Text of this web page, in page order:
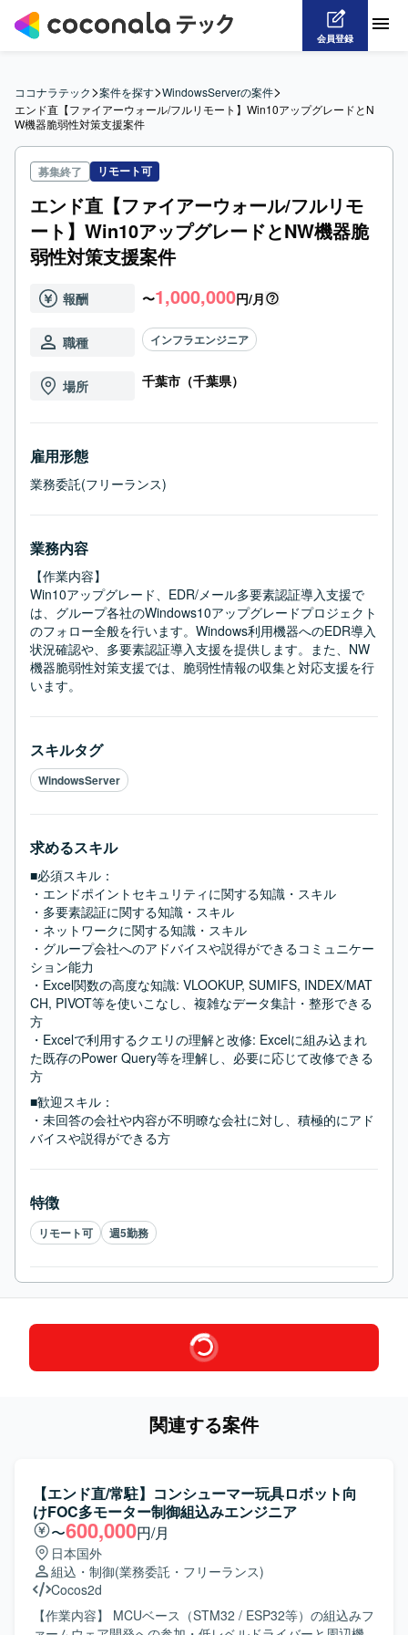
会員登録
ココナラテック>案件を探す>WindowsServerの案件>
エンド直【ファイアーウォール/フルリモート】Win10アップグレードとN
W機器脆弱性対策支援案件
募集終了 リモート可
エンド直【ファイアーウォール/フルリモ
ート】Win10アップグレードとNW機器脆
弱性対策支援案件
報酬 〜1,000,000円/月
職種 インフラエンジニア
場所 千葉市（千葉県）
雇用形態
業務委託(フリーランス)
業務内容
【作業内容】
Win10アップグレード、EDR/メール多要素認証導入支援で
は、グループ各社のWindows10アップグレードプロジェクト
のフォロー全般を行います。Windows利用機器へのEDR導入
状況確認や、多要素認証導入支援を提供します。また、NW
機器脆弱性対策支援では、脆弱性情報の収集と対応支援を行
います。
スキルタグ
WindowsServer
求めるスキル
■必須スキル：
・エンドポイントセキュリティに関する知識・スキル
・多要素認証に関する知識・スキル
・ネットワークに関する知識・スキル
・グループ会社へのアドバイスや説得ができるコミュニケー
ション能力
・Excel関数の高度な知識: VLOOKUP, SUMIFS, INDEX/MAT
CH, PIVOT等を使いこなし、複雑なデータ集計・整形できる
方
・Excelで利用するクエリの理解と改修: Excelに組み込まれ
た既存のPower Query等を理解し、必要に応じて改修できる
方
■歓迎スキル：
・未回答の会社や内容が不明瞭な会社に対し、積極的にアド
バイスや説得ができる方
特徴
リモート可 週5勤務
関連する案件
【エンド直/常駐】コンシューマー玩具ロボット向
けFOC多モーター制御組込みエンジニア
〜600,000円/月
日本国外
組込・制御(業務委託・フリーランス)
Cocos2d
【作業内容】 MCUベース（STM32 / ESP32等）の組込みフ